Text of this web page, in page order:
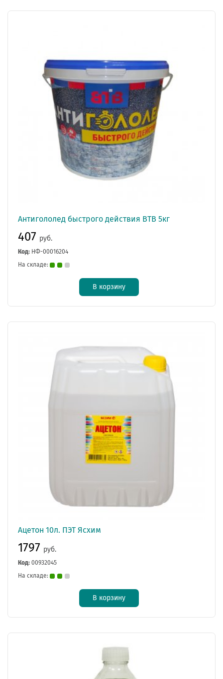
Антигололед быстрого действия ВТВ 5кг
407 руб.
Код: НФ-00016204
На складе:
В корзину
Ацетон 10л. ПЭТ Ясхим
1797 руб.
Код: 00932045
На складе:
В корзину